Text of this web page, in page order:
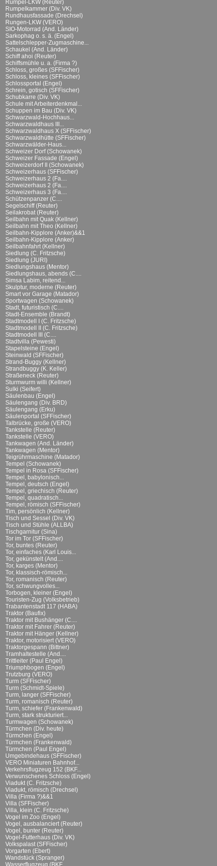
Rumpel-LKW (Reuter)
Rumpelkammer (Div. VK)
Rundhausfassade (Drechsel)
Rungen-LKW (VERO)
SIO-Motorrad (And. Länder)
Sarkophag o. s. ä. (Engel)
Sattelschlepper-Zugmaschine...
Schaukel (And. Länder)
Schiff ahoi (Reuter)
Schiffsmühle u. a. (Firma ?)
Schloss, großes (SFFischer)
Schloss, kleines (SFFischer)
Schlossportal (Engel)
Schrein, gotisch (SFFischer)
Schubkarre (Div. VK)
Schule mit Arbeiterdenkmal...
Schuppen im Bau (Div. VK)
Schwarzwald-Hochhaus...
Schwarzwaldhaus III...
Schwarzwaldhaus X (SFFischer)
Schwarzwaldhütte (SFFischer)
Schwarzwälder-Haus...
Schweizer Dorf (Schowanek)
Schweizer Fassade (Engel)
Schweizerdorf II (Schowanek)
Schweizerhaus (SFFischer)
Schweizerhaus 2 (Fa....
Schweizerhaus 2 (Fa....
Schweizerhaus 3 (Fa....
Schützenpanzer (C....
Segelschiff (Reuter)
Seilakrobat (Reuter)
Seilbahn mit Quak (Kellner)
Seilbahn mit Theo (Kellner)
Seilbahn-Kipplore (Anker)&&1
Seilbahn-Kipplore (Anker)
Seilbahnfahrt (Kellner)
Siedlung (C. Fritzsche)
Siedlung (JURI)
Siedlungshaus (Mentor)
Siedlungshaus, abends (C....
Simsa Labim, reitend...
Skulptur, moderne (Reuter)
Smart vor Garage (Matador)
Sportwagen (Schowanek)
Stadt, futuristisch (C....
Stadt-Ensemble (Brandt)
Stadtmodell I (C. Fritzsche)
Stadtmodell II (C. Fritzsche)
Stadtmodell III (C....
Stadtvilla (Pewesti)
Stapelsteine (Engel)
Steinwald (SFFischer)
Strand-Buggy (Kellner)
Strandbuggy (K. Keller)
Straßeneck (Reuter)
Sturmwurm willi (Kellner)
Sulki (Seifert)
Säulenbau (Engel)
Säulengang (Div. BRD)
Säulengang (Erku)
Säulenportal (SFFischer)
Talbrücke, große (VERO)
Tankstelle (Reuter)
Tankstelle (VERO)
Tankwagen (And. Länder)
Tankwagen (Mentor)
Teigrührmaschine (Matador)
Tempel (Schowanek)
Tempel in Rosa (SFFischer)
Tempel, babylonisch...
Tempel, deutsch (Engel)
Tempel, griechisch (Reuter)
Tempel, quadratisch...
Tempel, römisch (SFFischer)
Tim, persönlich (Kellner)
Tisch und Sessel (Div. VK)
Tisch und Stühle (ALLBA)
Tischgarnitur (Sina)
Tor im Tor (SFFischer)
Tor, buntes (Reuter)
Tor, einfaches (Karl Louis...
Tor, gekünstelt (And....
Tor, karges (Mentor)
Tor, klassisch-römisch...
Tor, romanisch (Reuter)
Tor, schwungvolles...
Torbogen, kleiner (Engel)
Touristen-Zug (Volksbetrieb)
Trabantenstadt 117 (HABA)
Traktor (Baufix)
Traktor mit Bushänger (C....
Traktor mit Fahrer (Reuter)
Traktor mit Hänger (Kellner)
Traktor, motorisiert (VERO)
Traktorgespann (Bittner)
Tramhaltestelle (And....
Trittleiter (Paul Engel)
Triumphbogen (Engel)
Trutzburg (VERO)
Turm (SFFischer)
Turm (Schmidt-Spiele)
Turm, langer (SFFischer)
Turm, romanisch (Reuter)
Turm, schiefer (Frankenwald)
Turm, stark strukturiert...
Turmwagen (Schowanek)
Türmchen (Div. heute)
Türmchen (Engel)
Türmchen (Frankenwald)
Türmchen (Paul Engel)
Umgebindehaus (SFFischer)
VERO Miniaturen Bahnhof...
Verkehrsflugzeug 152 (BKF...
Verwunschenes Schloss (Engel)
Viadukt (C. Fritzsche)
Viadukt, römisch (Drechsel)
Villa (Firma ?)&&1
Villa (SFFischer)
Villa, klein (C. Fritzsche)
Vogel im Zoo (Engel)
Vogel, ausbalanciert (Reuter)
Vogel, bunter (Reuter)
Vogel-Futterhaus (Div. VK)
Volkspalast (SFFischer)
Vorgarten (Ebert)
Wandstück (Spranger)
Wasserflugzeug (BKF